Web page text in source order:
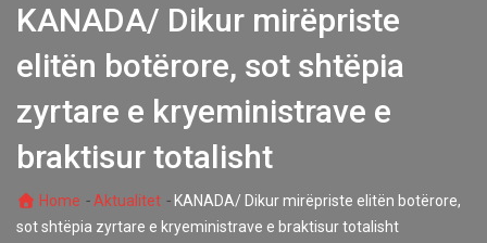
KANADA/ Dikur mirëpriste
elitën botërore, sot shtëpia
zyrtare e kryeministrave e
braktisur totalisht
Home - Aktualitet- KANADA/ Dikur mirëpriste elitën botërore,
sot shtëpia zyrtare e kryeministrave e braktisur totalisht